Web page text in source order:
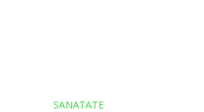
SANATATE